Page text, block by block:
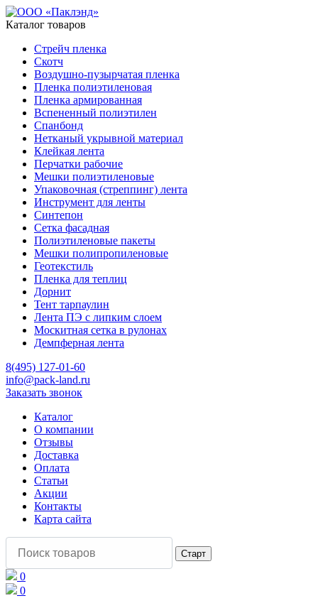
Каталог товаров
Стрейч пленка
Скотч
Воздушно-пузырчатая пленка
Пленка полиэтиленовая
Пленка армированная
Вспененный полиэтилен
Спанбонд
Нетканый укрывной материал
Клейкая лента
Перчатки рабочие
Мешки полиэтиленовые
Упаковочная (стреппинг) лента
Инструмент для ленты
Синтепон
Сетка фасадная
Полиэтиленовые пакеты
Мешки полипропиленовые
Геотекстиль
Пленка для теплиц
Дорнит
Тент тарпаулин
Лента ПЭ с липким слоем
Москитная сетка в рулонах
Демпферная лента
8(495) 127-01-60
info@pack-land.ru
Заказать звонок
Каталог
О компании
Отзывы
Доставка
Оплата
Статьи
Акции
Контакты
Карта сайта
0
0